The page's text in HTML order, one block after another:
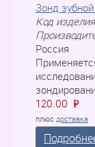
Зонд
Код
Россия
120.00
=
P
плюс доставка